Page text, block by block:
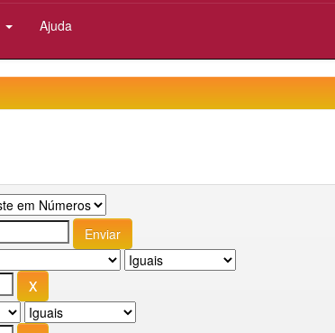
Ajuda